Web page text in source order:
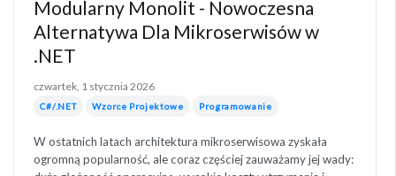
Modularny Monolit - Nowoczesna
Alternatywa Dla Mikroserwisów w
.NET
czwartek, 1 stycznia 2026
C#/.NET Wzorce Projektowe Programowanie
W ostatnich latach architektura mikroserwisowa zyskała
ogromną popularność, ale coraz częściej zauważamy jej wady: